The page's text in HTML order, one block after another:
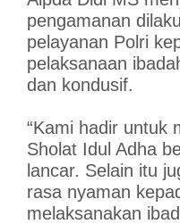
pengamanan
pelayanan Polri
pelaksanaan
dan kondusif.
“Kami hadir untuk
Sholat Idul Adha
lancar. Selain itu
rasa nyaman
melaksanakan